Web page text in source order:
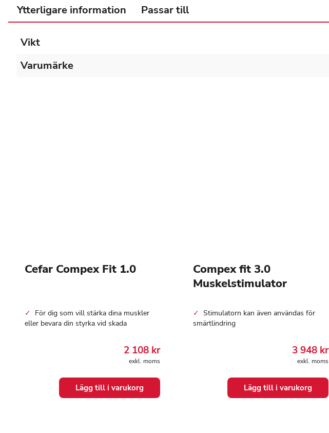
Ytterligare information Passar till
Vikt
Varumärke
Cefar Compex Fit 1.0
För dig som vill stärka dina muskler
eller bevara din styrka vid skada
2 108 kr
exkl. moms
Lägg till i varukorg
Compex fit 3.0
Muskelstimulator
Stimulatorn kan även användas för
smärtlindring
3 948 kr
exkl. moms
Lägg till i varukorg